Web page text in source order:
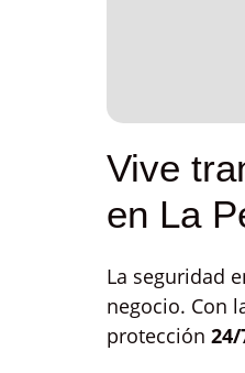
Vive
en La
La seguridad
negocio. Con
protección 24/